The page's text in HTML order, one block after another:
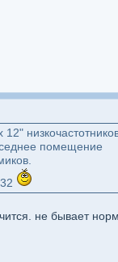
помещение
не бывает